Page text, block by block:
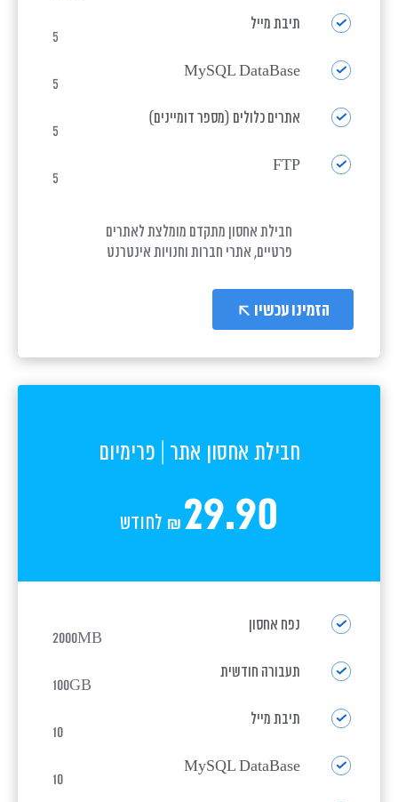
תיבת מייל
5
MySQL DataBase
5
אתרים כלולים (מספר דומיינים)
5
FTP
5
חבילת אחסון מתקדם מומלצת לאתרים
פרטיים, אתרי חברות וחנויות אינטרנט
הזמינו עכשיו
חבילת אחסון אתר | פרימיום
29.90
₪ לחודש
נפח אחסון
2000MB
תעבורה חודשית
100GB
תיבת מייל
10
MySQL DataBase
10